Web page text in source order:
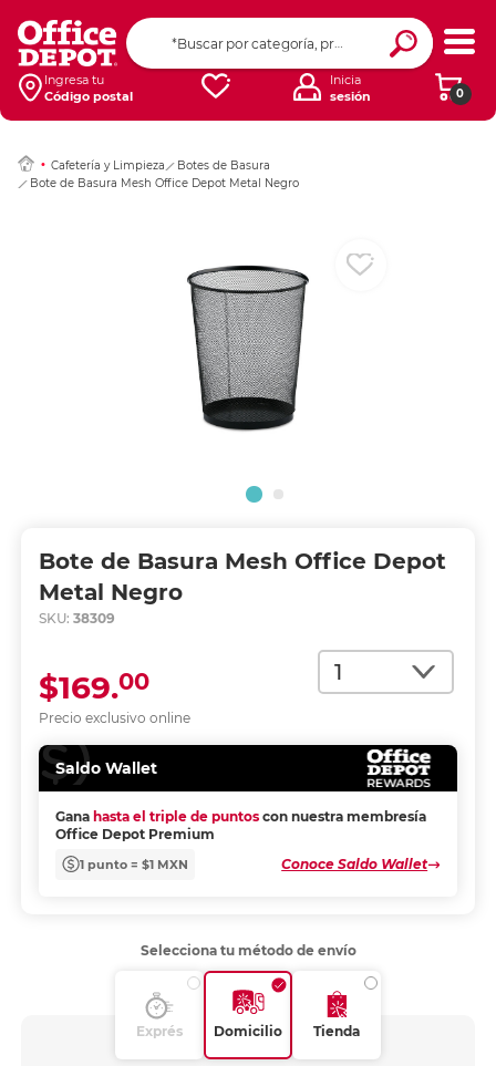
Ingresa tu
Código postal
0
Inicia
sesión
Cafetería y Limpieza
Botes de Basura
Bote de Basura Mesh Office Depot Metal Negro
Bote de Basura Mesh Office Depot
Metal Negro
SKU: 38309
Cantidad
Precio exclusivo online
$169.00
Saldo Wallet
Gana hasta el triple de puntos con nuestra membresía
Office Depot Premium
1 punto = $1 MXN Conoce Saldo Wallet
Ingresar Codigo
Selecciona tu método de envío
Exprés Domicilio Tienda